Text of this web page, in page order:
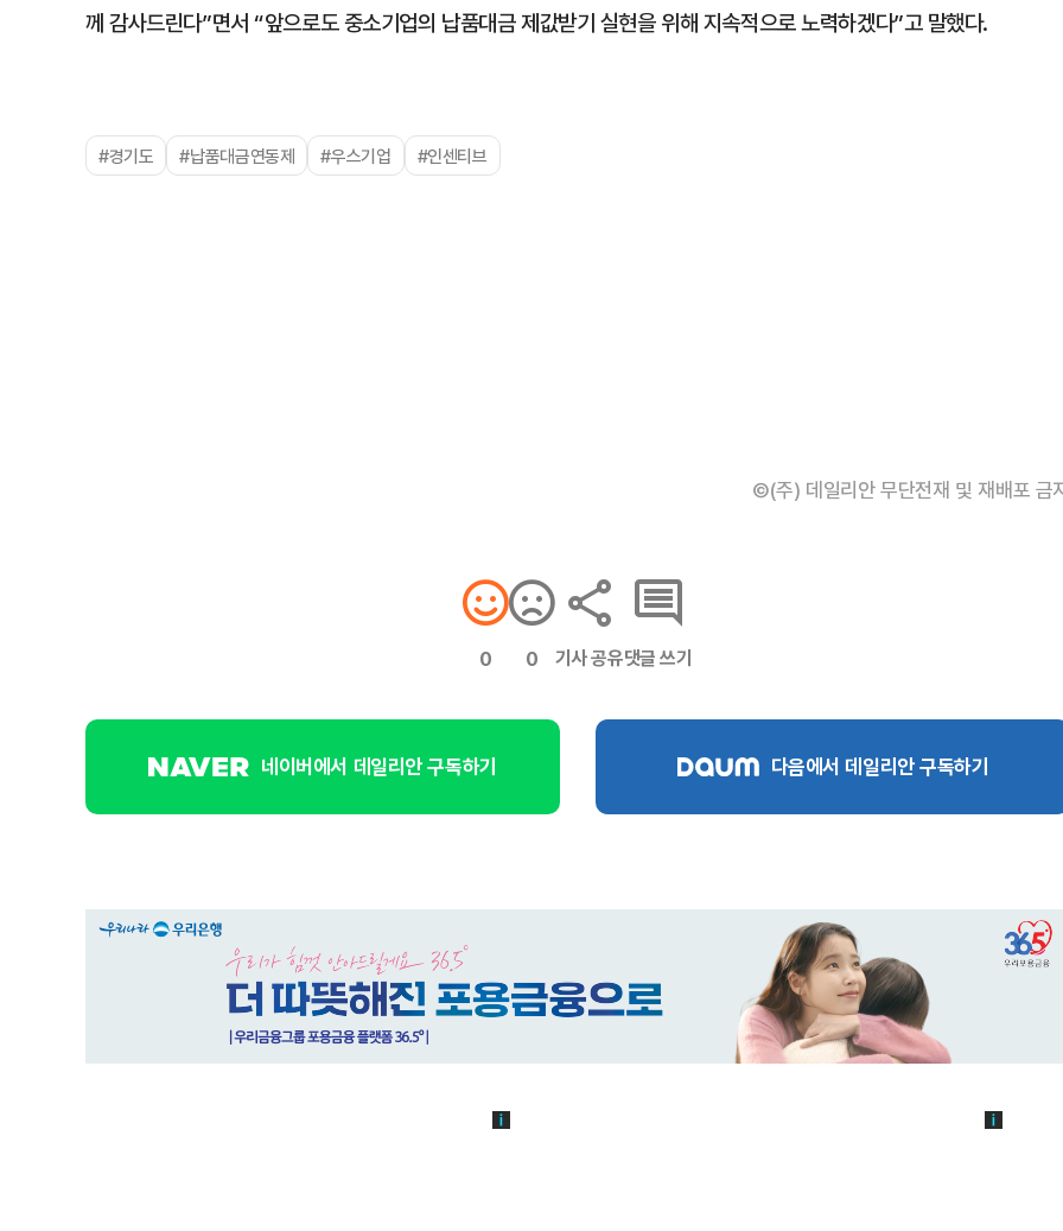
께 감사드린다”면서 “앞으로도 중소기업의 납품대금 제값받기 실현을 위해 지속적으로 노력하겠다”고 말했다.
#경기도 #납품대금연동제 #우스기업 #인센티브
©(주) 데일리안 무단전재 및 재배포 금
0 0 기사 공유댓글 쓰기
네이버에서 데일리안 구독하기 다음에서 데일리안 구독하기